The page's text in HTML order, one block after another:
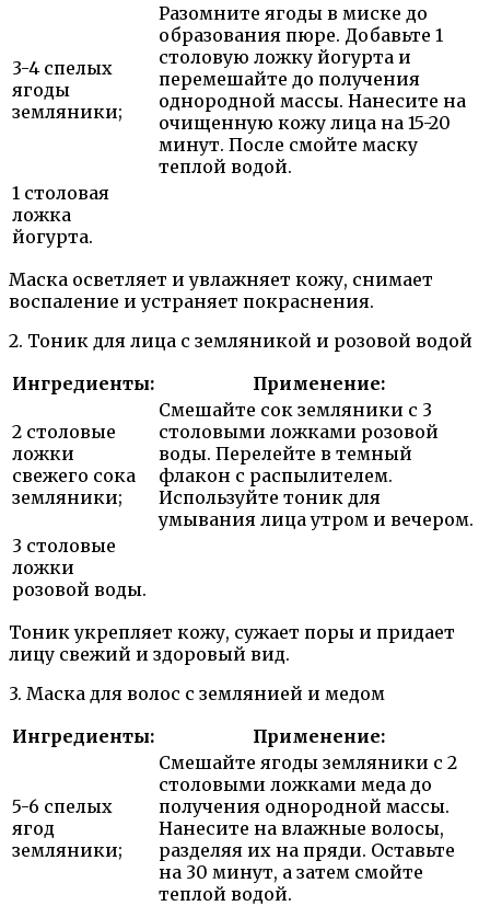
3-4 спелых
ягоды
земляники;
Разомните ягоды в миске до
образования пюре. Добавьте 1
столовую ложку йогурта и
перемешайте до получения
однородной массы. Нанесите на
очищенную кожу лица на 15-20
минут. После смойте маску
теплой водой.
1 столовая
ложка
йогурта.
Маска осветляет и увлажняет кожу, снимает
воспаление и устраняет покраснения.
2. Тоник для лица с земляникой и розовой водой
Ингредиенты:
Применение:
2 столовые
ложки
свежего сока
земляники;
Смешайте сок земляники с 3
столовыми ложками розовой
воды. Перелейте в темный
флакон с распылителем.
Используйте тоник для
умывания лица утром и вечером.
3 столовые
ложки
розовой воды.
Тоник укрепляет кожу, сужает поры и придает
лицу свежий и здоровый вид.
3. Маска для волос с землянией и медом
Ингредиенты:
Применение:
5-6 спелых
ягод
земляники;
Смешайте ягоды земляники с 2
столовыми ложками меда до
получения однородной массы.
Нанесите на влажные волосы,
разделяя их на пряди. Оставьте
на 30 минут, а затем смойте
теплой водой.